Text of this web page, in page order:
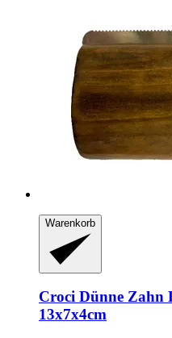
Warenkorb
Croci Dünne Zahn
13x7x4cm